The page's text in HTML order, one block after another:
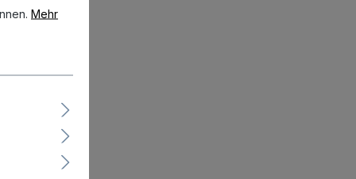
Mehr